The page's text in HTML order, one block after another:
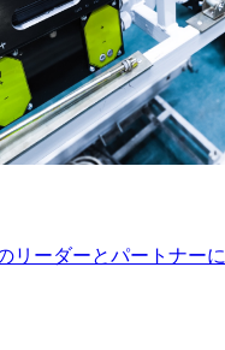
リーダーとパートナーに